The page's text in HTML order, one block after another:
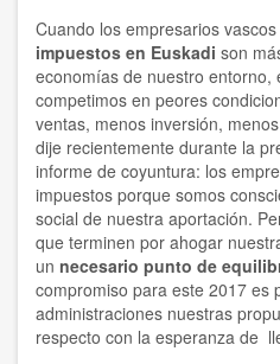
Cuando los empresarios
impuestos en Euskadi son
economías de nuestro entorno,
competimos en peores
ventas, menos inversión,
dije recientemente durante la
informe de coyuntura: los
impuestos porque somos
social de nuestra aportación.
que terminen por ahogar
un necesario punto de
compromiso para este 2017 es
administraciones nuestras
respecto con la esperanza de